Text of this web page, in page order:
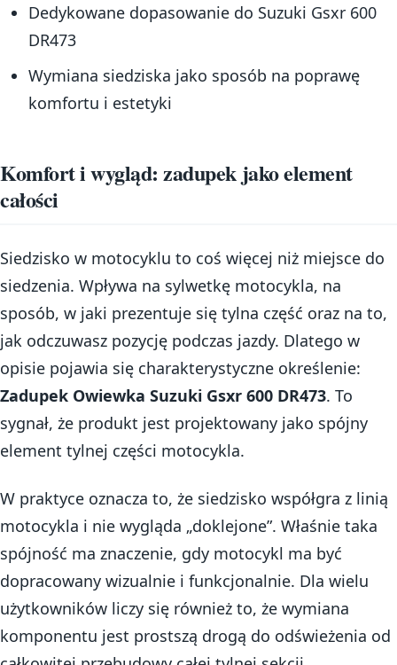
Dedykowane dopasowanie do Suzuki Gsxr 600
DR473
Wymiana siedziska jako sposób na poprawę
komfortu i estetyki
Komfort i wygląd: zadupek jako element
całości
Siedzisko w motocyklu to coś więcej niż miejsce do
siedzenia. Wpływa na sylwetkę motocykla, na
sposób, w jaki prezentuje się tylna część oraz na to,
jak odczuwasz pozycję podczas jazdy. Dlatego w
opisie pojawia się charakterystyczne określenie:
Zadupek Owiewka Suzuki Gsxr 600 DR473. To
sygnał, że produkt jest projektowany jako spójny
element tylnej części motocykla.
W praktyce oznacza to, że siedzisko współgra z linią
motocykla i nie wygląda „doklejone”. Właśnie taka
spójność ma znaczenie, gdy motocykl ma być
dopracowany wizualnie i funkcjonalnie. Dla wielu
użytkowników liczy się również to, że wymiana
komponentu jest prostszą drogą do odświeżenia od